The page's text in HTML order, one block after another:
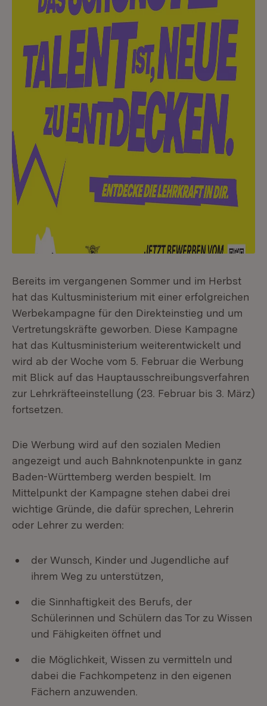
Bereits im vergangenen Sommer und im Herbst
hat das Kultusministerium mit einer erfolgreichen
Werbekampagne für den Direkteinstieg und um
Vertretungskräfte geworben. Diese Kampagne
hat das Kultusministerium weiterentwickelt und
wird ab der Woche vom 5. Februar die Werbung
mit Blick auf das Hauptausschreibungsverfahren
zur Lehrkräfteeinstellung (23. Februar bis 3. März)
fortsetzen.
Die Werbung wird auf den sozialen Medien
angezeigt und auch Bahnknotenpunkte in ganz
Baden-Württemberg werden bespielt. Im
Mittelpunkt der Kampagne stehen dabei drei
wichtige Gründe, die dafür sprechen, Lehrerin
oder Lehrer zu werden:
der Wunsch, Kinder und Jugendliche auf
ihrem Weg zu unterstützen,
die Sinnhaftigkeit des Berufs, der
Schülerinnen und Schülern das Tor zu Wissen
und Fähigkeiten öffnet und
die Möglichkeit, Wissen zu vermitteln und
dabei die Fachkompetenz in den eigenen
Fächern anzuwenden.